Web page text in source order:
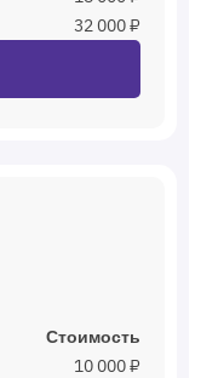
32 000 ₽
Стоимость
10 000 ₽